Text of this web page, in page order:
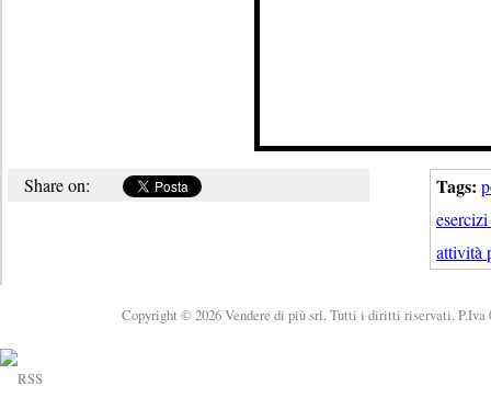
Tags:
attività
Share on:
Copyright © 2026 Vendere di più srl. Tutti i diritti riservati. P.Iva